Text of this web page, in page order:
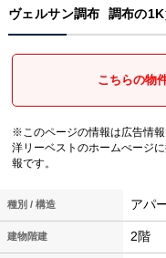
ヴェルサン調布 調布の
こちらの物
※このページの情報は広告情
洋リーベストのホームぺージ
報です。
種別 / 構造 アパ
建物階建 2階